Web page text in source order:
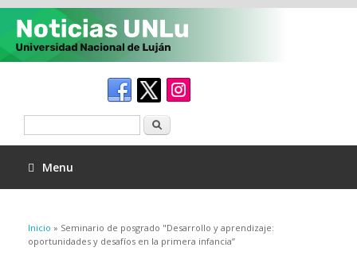
Menu
Se encuentra usted aquí
Inicio » Seminario de posgrado "Desarrollo y aprendizaje:
oportunidades y desafíos en la primera infancia”